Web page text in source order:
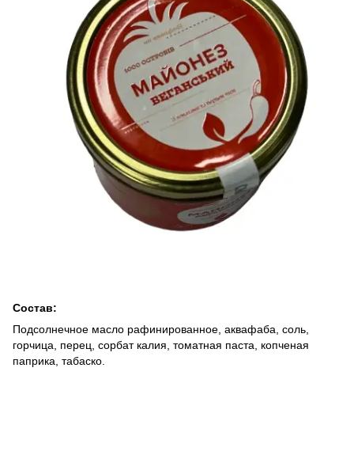
Состав:
Подсолнечное масло рафинированное, аквафаба, соль,
горчица, перец, сорбат калия, томатная паста, копченая
паприка, табаско.